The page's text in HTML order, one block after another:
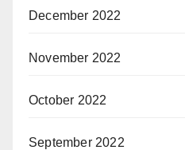
December 2022
November 2022
October 2022
September 2022